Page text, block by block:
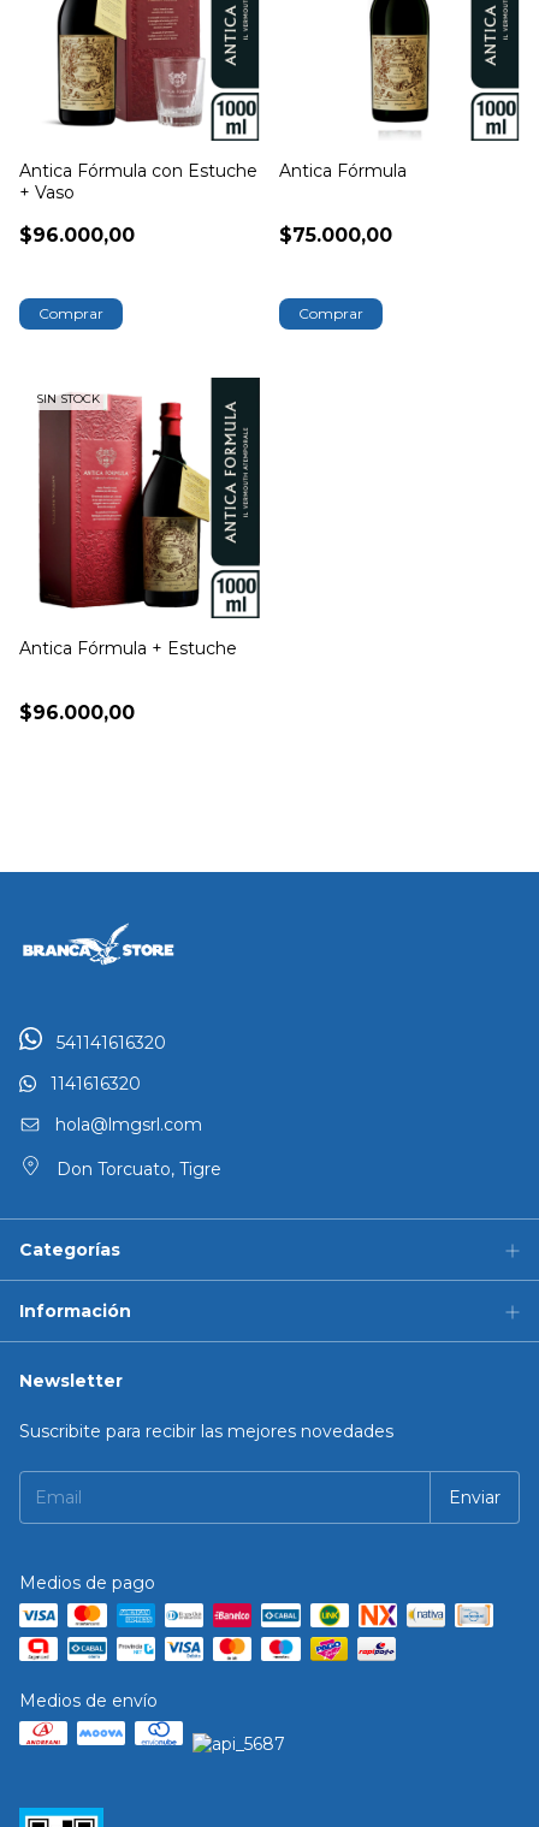
Antica Fórmula con Estuche
+ Vaso
$96.000,00
Antica Fórmula
$75.000,00
SIN STOCK
Antica Fórmula + Estuche
$96.000,00
541141616320
1141616320
hola@lmgsrl.com
Don Torcuato, Tigre
Categorías
Información
Newsletter
Suscribite para recibir las mejores novedades
Medios de pago
Medios de envío